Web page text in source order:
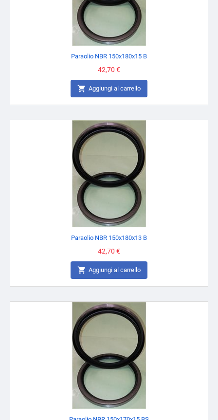
Paraolio NBR 150x180x15 B
Prezzo
42,70 €
 Aggiungi al carrello
Paraolio NBR 150x180x13 B
Prezzo
42,70 €
 Aggiungi al carrello